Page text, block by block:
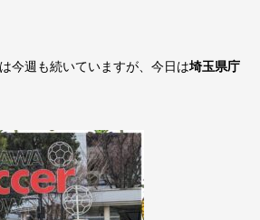
今週も続いていますが、今日は埼玉県庁